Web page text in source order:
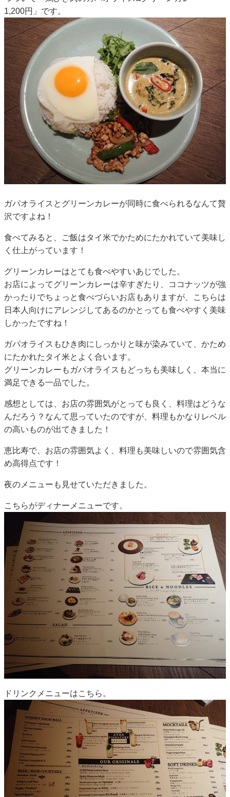
1,200円」です。
ガパオライスとグリーンカレーが同時に食べられるなんて贅
沢ですよね！
食べてみると、ご飯はタイ米でかためにたかれていて美味し
く仕上がっています！
グリーンカレーはとても食べやすいあじでした。
お店によってグリーンカレーは辛すぎたり、ココナッツが強
かったりでちょっと食べづらいお店もありますが、こちらは
日本人向けにアレンジしてあるのかとっても食べやすく美味
しかったですね！
ガパオライスもひき肉にしっかりと味が染みていて、かため
にたかれたタイ米とよく合います。
グリーンカレーもガパオライスもどっちも美味しく、本当に
満足できる一品でした。
感想としては、お店の雰囲気がとっても良く、料理はどうな
んだろう？なんて思っていたのですが、料理もかなりレベル
の高いものが出てきました！
恵比寿で、お店の雰囲気よく、料理も美味しいので雰囲気含
め高得点です！
夜のメニューも見せていただきました。
こちらがディナーメニューです。
ドリンクメニューはこちら。